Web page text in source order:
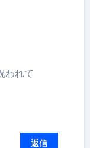
われて
返信